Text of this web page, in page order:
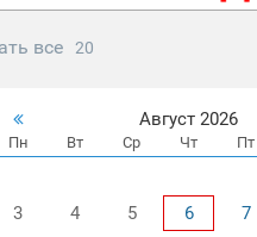
все 20
Август 2026
Пн Вт Ср Чт Пт
3
4 5 6 7